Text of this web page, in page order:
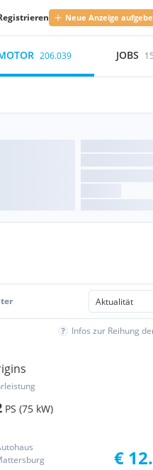
Neue Anzeige
206.039 JOBS
Infos zur Reihung
PS (75 kW)
€